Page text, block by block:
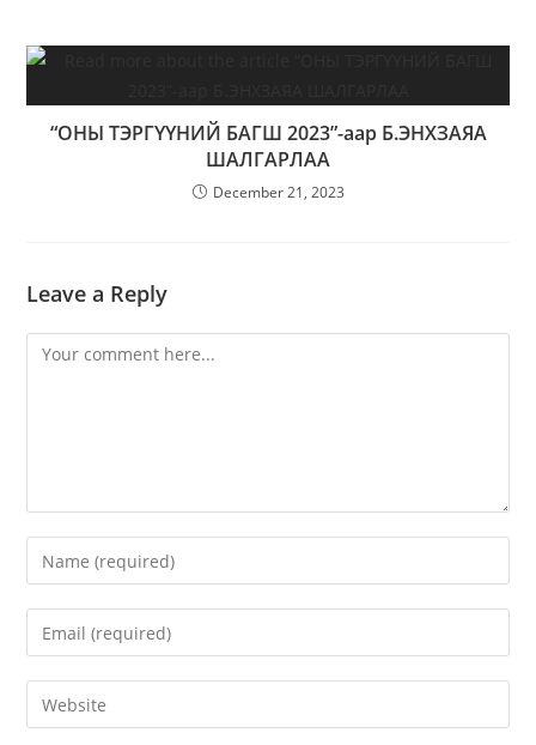
“ОНЫ ТЭРГҮҮНИЙ БАГШ 2023”-аар Б.ЭНХЗАЯА
ШАЛГАРЛАА
December 21, 2023
Leave a Reply